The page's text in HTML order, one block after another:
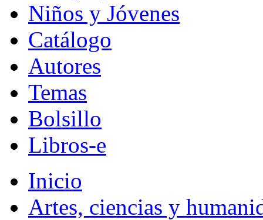
Niños y Jóvenes
Catálogo
Autores
Temas
Bolsillo
Libros-e
Inicio
Artes, ciencias y